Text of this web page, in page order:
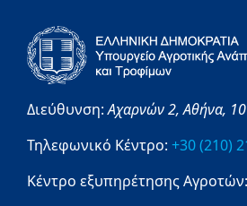
Διεύθυνση:Αχαρνών 2,Αθήνα,
Τηλεφωνικό Κέντρο: +30 (210)
Κέντρο εξυπηρέτησης Αγροτών: